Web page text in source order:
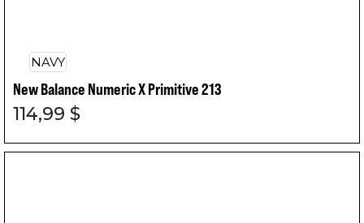
NAVY
New Balance Numeric X Primitive 213
114,99 $